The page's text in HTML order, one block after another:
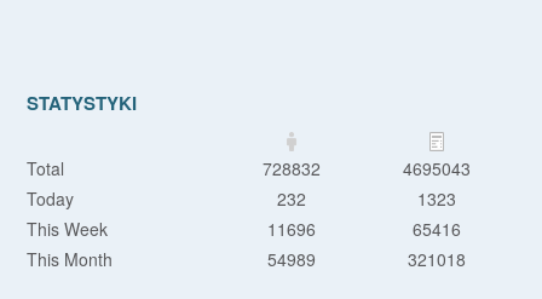
STATYSTYKI
Total 728832
4695043
Today
232
1323
This Week
11696
65416
This Month
54989 321018